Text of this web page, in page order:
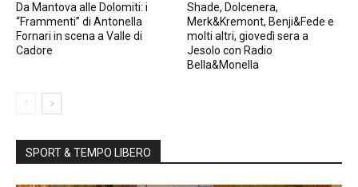
Da Mantova alle Dolomiti: i
“Frammenti” di Antonella
Fornari in scena a Valle di
Cadore
Shade, Dolcenera,
Merk&Kremont, Benji&Fede e
molti altri, giovedì sera a
Jesolo con Radio
Bella&Monella
SPORT & TEMPO LIBERO